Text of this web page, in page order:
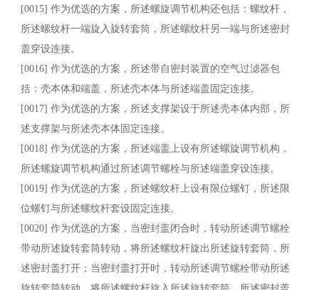
[0015] 作为优选的方案，所述螺旋调节机构还包括：螺纹杆，
所述螺纹杆一端旋入旋转套筒，所述螺纹杆另一端与所述密封
盖穿设连接。
[0016] 作为优选的方案，所述带自密封装置的空气过滤器包
括：壳本体和端盖，所述壳本体与所述端盖固定连接。
[0017] 作为优选的方案，所述支撑架设于所述壳本体内部，所
述支撑架与所述壳本体固定连接。
[0018] 作为优选的方案，所述端盖上设有所述螺旋调节机构，
所述螺旋调节机构通过所述调节螺栓与所述端盖穿设连接。
[0019] 作为优选的方案，所述螺纹杆上设有限位螺钉，所述限
位螺钉与所述螺纹杆套设固定连接。
[0020] 作为优选的方案，当密封盖闭合时，转动所述调节螺栓
带动所述旋转套筒转动，将所述螺纹杆旋出所述旋转套筒，所
述密封盖打开；当密封盖打开时，转动所述调节螺栓带动所述